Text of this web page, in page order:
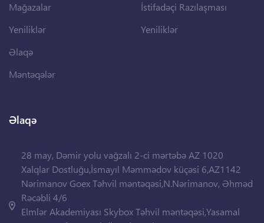
Mağazalar
Yeniliklər
Əlaqə
Məntəqələr
İstifadəçi Razılaşması
Yeniliklər
Əlaqə
28 may, Dəmir yolu vağzalı 2-ci mərtəbə AZ 1020
Xalqlar Dostluğu,İsmayıl Məmmədov küçəsi 6,AZ1142
Nərimanov Goex Təhvil məntəqəsi,N.Nərimanov, Əhməd
Rəcəbli 4/6
Elmlər Akademiyası Skybox Təhvil məntəqəsi,Yasamal